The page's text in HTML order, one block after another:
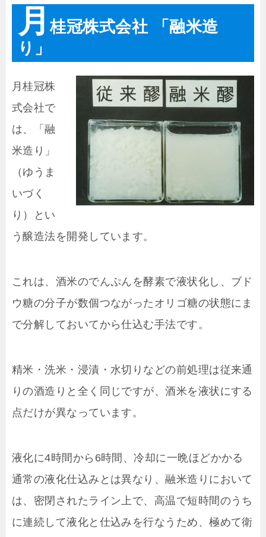
月桂冠株式会社 「融米造
り」
月桂冠株
式会社で
は、「融
米造り」
（ゆうま
いづく
り）とい
う醸造法を開発しています。
これは、酒米のでんぷんを酵素で液状化し、ブド
ウ糖の分子が数個つながったオリゴ糖の状態にま
で分解しておいてから仕込む手法です。
精米・洗米・浸漬・水切りなどの前処理は従来通
りの酒造りと全く同じですが、酒米を液状にする
点だけが異なっています。
液化に4時間から6時間、冷却に一晩ほどかかる
通常の液化仕込みとは異なり、融米造りにおいて
は、密閉されたライン上で、高温で短時間のうち
に連続して液化と仕込みを行なうため、極めて衛